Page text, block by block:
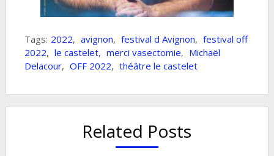
Tags: 2022, avignon, festival d Avignon, festival off
2022, le castelet, merci vasectomie, Michaël
Delacour, OFF 2022, théâtre le castelet
Related Posts